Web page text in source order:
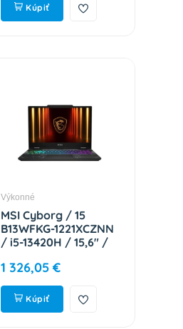
Kúpiť
Výkonné
MSI Cyborg / 15
B13WFKG-1221XCZNN
/ i5-13420H / 15,6" /
RTX 5060 / bez OS /
Black / 2R 9S7-
15Q342-1221
1 326,05 €
Kúpiť